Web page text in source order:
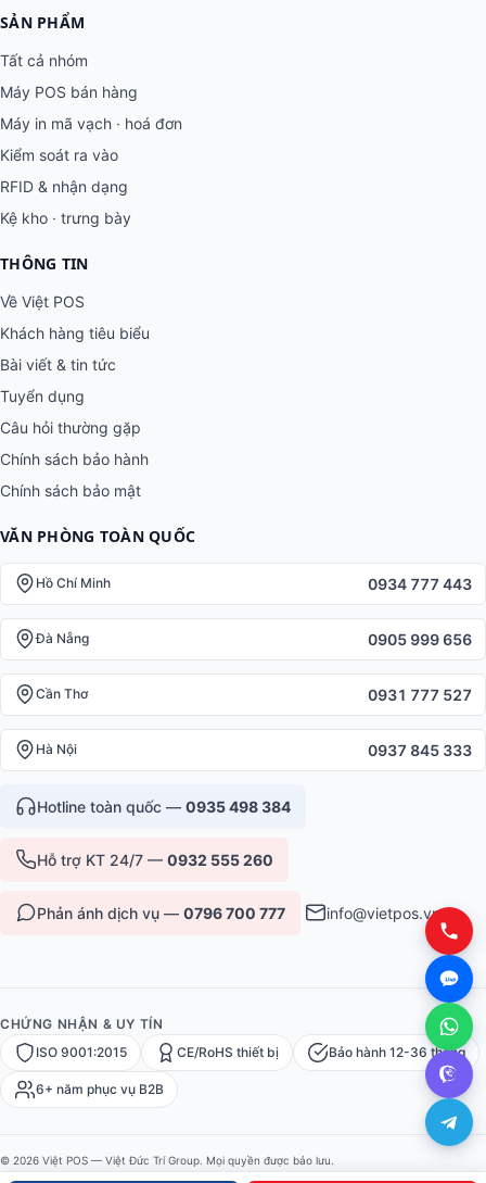
SẢN PHẨM
Tất cả nhóm
Máy POS bán hàng
Máy in mã vạch · hoá đơn
Kiểm soát ra vào
RFID & nhận dạng
Kệ kho · trưng bày
THÔNG TIN
Về Việt POS
Khách hàng tiêu biểu
Bài viết & tin tức
Tuyển dụng
Câu hỏi thường gặp
Chính sách bảo hành
Chính sách bảo mật
VĂN PHÒNG TOÀN QUỐC
Hồ Chí Minh 0934 777 443
Đà Nẵng 0905 999 656
Cần Thơ 0931 777 527
Hà Nội 0937 845 333
Hotline toàn quốc — 0935 498 384
Hỗ trợ KT 24/7 — 0932 555 260
Phản ánh dịch vụ — 0796 700 777 info@vietpos.vn
CHỨNG NHẬN & UY TÍN
ISO 9001:2015
CE/RoHS thiết bị Bảo hành 12-36 tháng
6+ năm phục vụ B2B
© 2026 Việt POS — Việt Đức Trí Group. Mọi quyền được bảo lưu.
Bảo mật·Điều khoản·Sitemap